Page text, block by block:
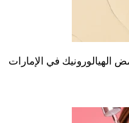
الهيالورونيك في الإمارات